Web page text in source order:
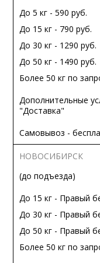
До 5 кг - 590 руб.
До 15 кг - 790 руб.
До 30 кг - 1290 руб.
До 50 кг - 1490 руб.
Более 50 кг по
Дополнительные
"Доставка"
Самовывоз -
НОВОСИБИРСК
(до подъезда)
До 15 кг - Правый
До 30 кг - Правый
До 50 кг - Правый
Более 50 кг по